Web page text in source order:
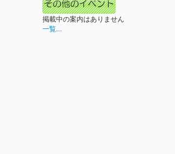
掲載中の案内はありません
一覧...